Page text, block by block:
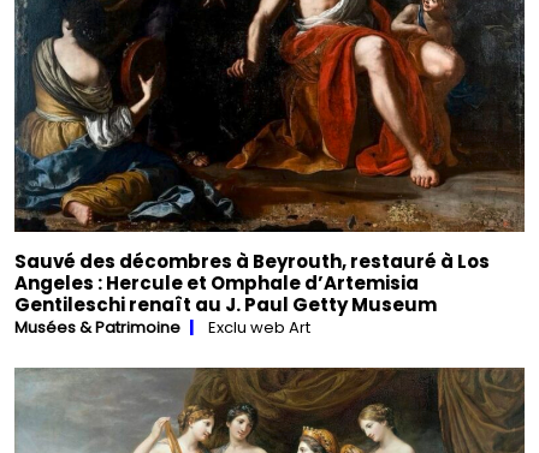
Sauvé des décombres à Beyrouth, restauré à Los
Angeles : Hercule et Omphale d’Artemisia
Gentileschi renaît au J. Paul Getty Museum
Musées & Patrimoine Exclu web Art